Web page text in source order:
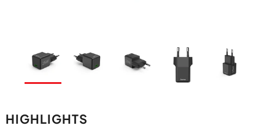
HIGHLIGHTS